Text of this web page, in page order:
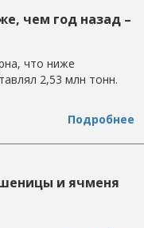
чем год назад –
что ниже
2,53 млн тонн.
Подробнее
и ячменя